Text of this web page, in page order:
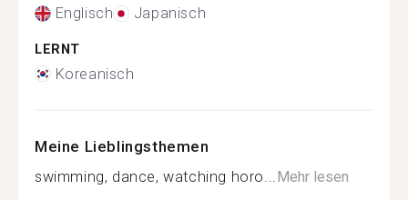
Englisch Japanisch
LERNT
Koreanisch
Meine Lieblingsthemen
swimming, dance, watching horo... Mehr lesen